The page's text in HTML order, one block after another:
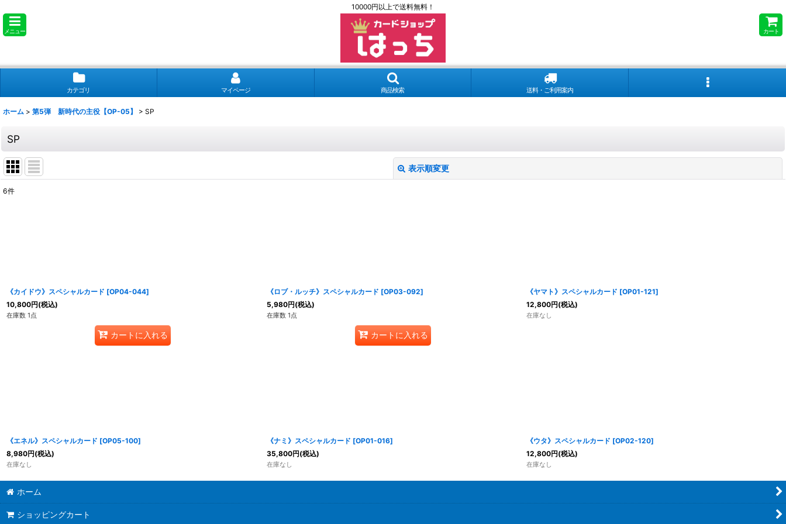
10000円以上で送料無料！
メニュー カート
カテゴリ マイページ 商品検索 送料・ご利用案内
ホーム > 第5弾 新時代の主役【OP-05】 > SP
SP
表示順変更
6件
《カイドウ》スペシャルカード [OP04-044]
10,800円(税込)
在庫数 1点
カートに入れる
《ロブ・ルッチ》スペシャルカード [OP03-092]
5,980円(税込)
在庫数 1点
カートに入れる
《ヤマト》スペシャルカード [OP01-121]
12,800円(税込)
在庫なし
《エネル》スペシャルカード [OP05-100]
8,980円(税込)
在庫なし
《ナミ》スペシャルカード [OP01-016]
35,800円(税込)
在庫なし
《ウタ》スペシャルカード [OP02-120]
12,800円(税込)
在庫なし
ホーム
ショッピングカート